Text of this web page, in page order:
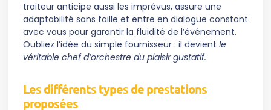
traiteur anticipe aussi les imprévus, assure une
adaptabilité sans faille et entre en dialogue constant
avec vous pour garantir la fluidité de l’événement.
Oubliez l’idée du simple fournisseur : il devient le
véritable chef d’orchestre du plaisir gustatif.
Les différents types de prestations
proposées